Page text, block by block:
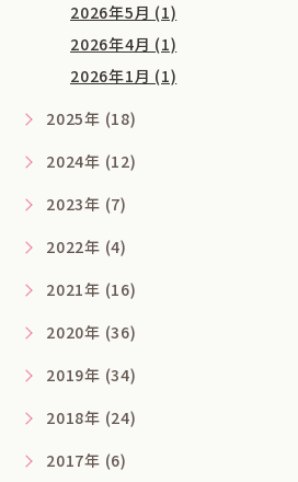
2026年5月 (1)
2026年4月 (1)
2026年1月 (1)
2025年 (18)
2024年 (12)
2023年 (7)
2022年 (4)
2021年 (16)
2020年 (36)
2019年 (34)
2018年 (24)
2017年 (6)